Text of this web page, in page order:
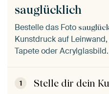
sauglücklich
Bestelle das Foto
Kunstdruck auf
Tapete oder Acrylglasbild.
1 Stelle dir dein